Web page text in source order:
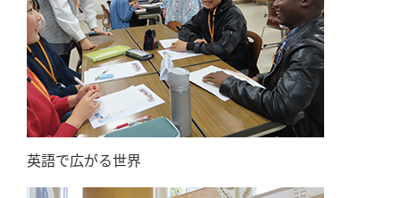
英語で広がる世界